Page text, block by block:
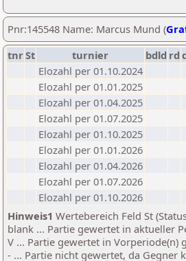
Pnr:145548 Name: Marcus Mund (
tnrSt turnier bdld rd
Elozahl per 01.10.2024
Elozahl per 01.01.2025
Elozahl per 01.04.2025
Elozahl per 01.07.2025
Elozahl per 01.10.2025
Elozahl per 01.01.2026
Elozahl per 01.04.2026
Elozahl per 01.07.2026
Elozahl per 01.10.2026
Hinweis1 Wertebereich Feld St
blank ... Partie gewertet in aktueller
V ... Partie gewertet in Vorperiode(n)
- ... Partie nicht gewertet, da Gegner